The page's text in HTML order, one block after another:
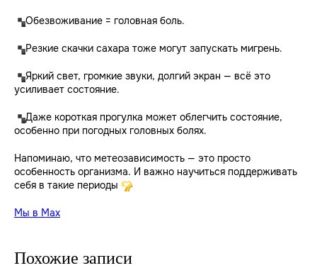
Обезвоживание = головная боль.
Резкие скачки сахара тоже могут запускать мигрень.
Яркий свет, громкие звуки, долгий экран — всё это
усиливает состояние.
Даже короткая прогулка может облегчить состояние,
особенно при погодных головных болях.
Напоминаю, что метеозависимость — это просто
особенность организма. И важно научиться поддерживать
себя в такие периоды
Мы в Max
Похожие записи